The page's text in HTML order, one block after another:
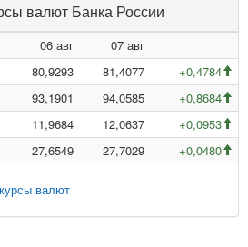
валют Банка России
06 авг
07 авг
80,9293 81,4077
+0,4784
93,1901 94,0585
+0,8684
11,9684 12,0637
+0,0953
27,6549 27,7029 +0,0480
валют